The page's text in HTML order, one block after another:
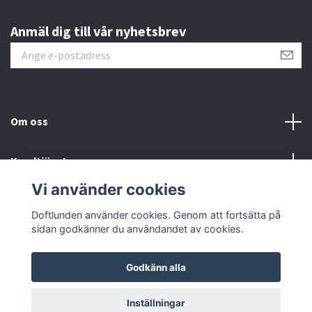
Anmäl dig till vår nyhetsbrev
Om oss
Kundtjänst
© 2026 Doftlunden
Vi använder cookies
Doftlunden använder cookies. Genom att fortsätta på
sidan godkänner du användandet av cookies.
Godkänn alla
Inställningar